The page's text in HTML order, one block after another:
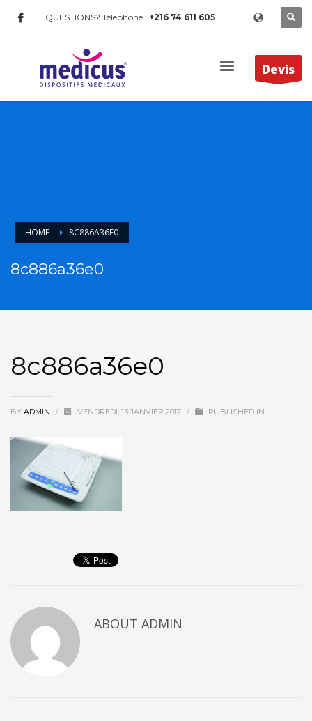
QUESTIONS? Téléphone : +216 74 611 605
Devis
HOME 8C886A36E0
8c886a36e0
8c886a36e0
BY ADMIN / VENDREDI, 13 JANVIER 2017 / PUBLISHED IN
ABOUT ADMIN